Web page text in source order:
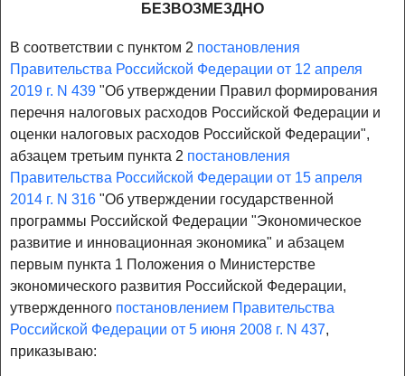
БЕЗВОЗМЕЗДНО
В соответствии с пунктом 2 постановления
Правительства Российской Федерации от 12 апреля
2019 г. N 439 "Об утверждении Правил формирования
перечня налоговых расходов Российской Федерации и
оценки налоговых расходов Российской Федерации",
абзацем третьим пункта 2 постановления
Правительства Российской Федерации от 15 апреля
2014 г. N 316 "Об утверждении государственной
программы Российской Федерации "Экономическое
развитие и инновационная экономика" и абзацем
первым пункта 1 Положения о Министерстве
экономического развития Российской Федерации,
утвержденного постановлением Правительства
Российской Федерации от 5 июня 2008 г. N 437,
приказываю: